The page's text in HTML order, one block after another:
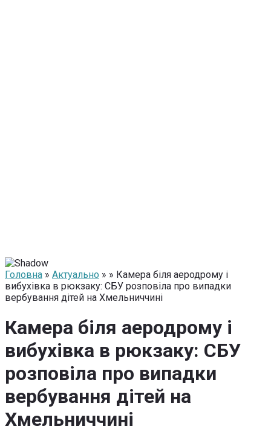
Головна » Актуально » » Камера біля аеродрому і
вибухівка в рюкзаку: СБУ розповіла про випадки
вербування дітей на Хмельниччині
Камера біля аеродрому і
вибухівка в рюкзаку: СБУ
розповіла про випадки
вербування дітей на
Хмельниччині